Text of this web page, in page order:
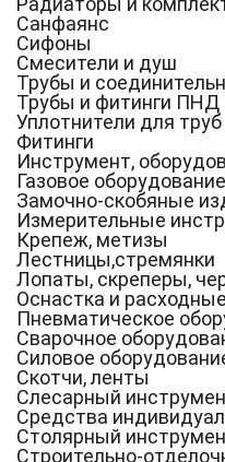
Санфаянс
Сифоны
Смесители и душ
Трубы и
Трубы и фитинги ПНД
Уплотнители для труб
Фитинги
Инструмент,
Газовое оборудование
Замочно-скобяные
Измерительные
Крепеж, метизы
Лестницы,стремянки
Лопаты, скреперы,
Оснастка и
Пневматическое
Сварочное
Силовое
Скотчи, ленты
Слесарный
Средства
Столярный
Строительно-